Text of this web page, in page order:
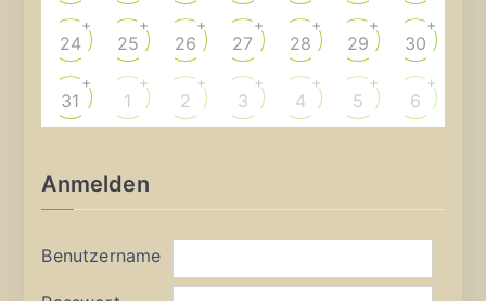
24
+
25
+
26
+
27
+
28
+
29
+
30
+
31
+
1
+
2
+
3
+
4
+
5
+
6
+
Anmelden
Benutzername